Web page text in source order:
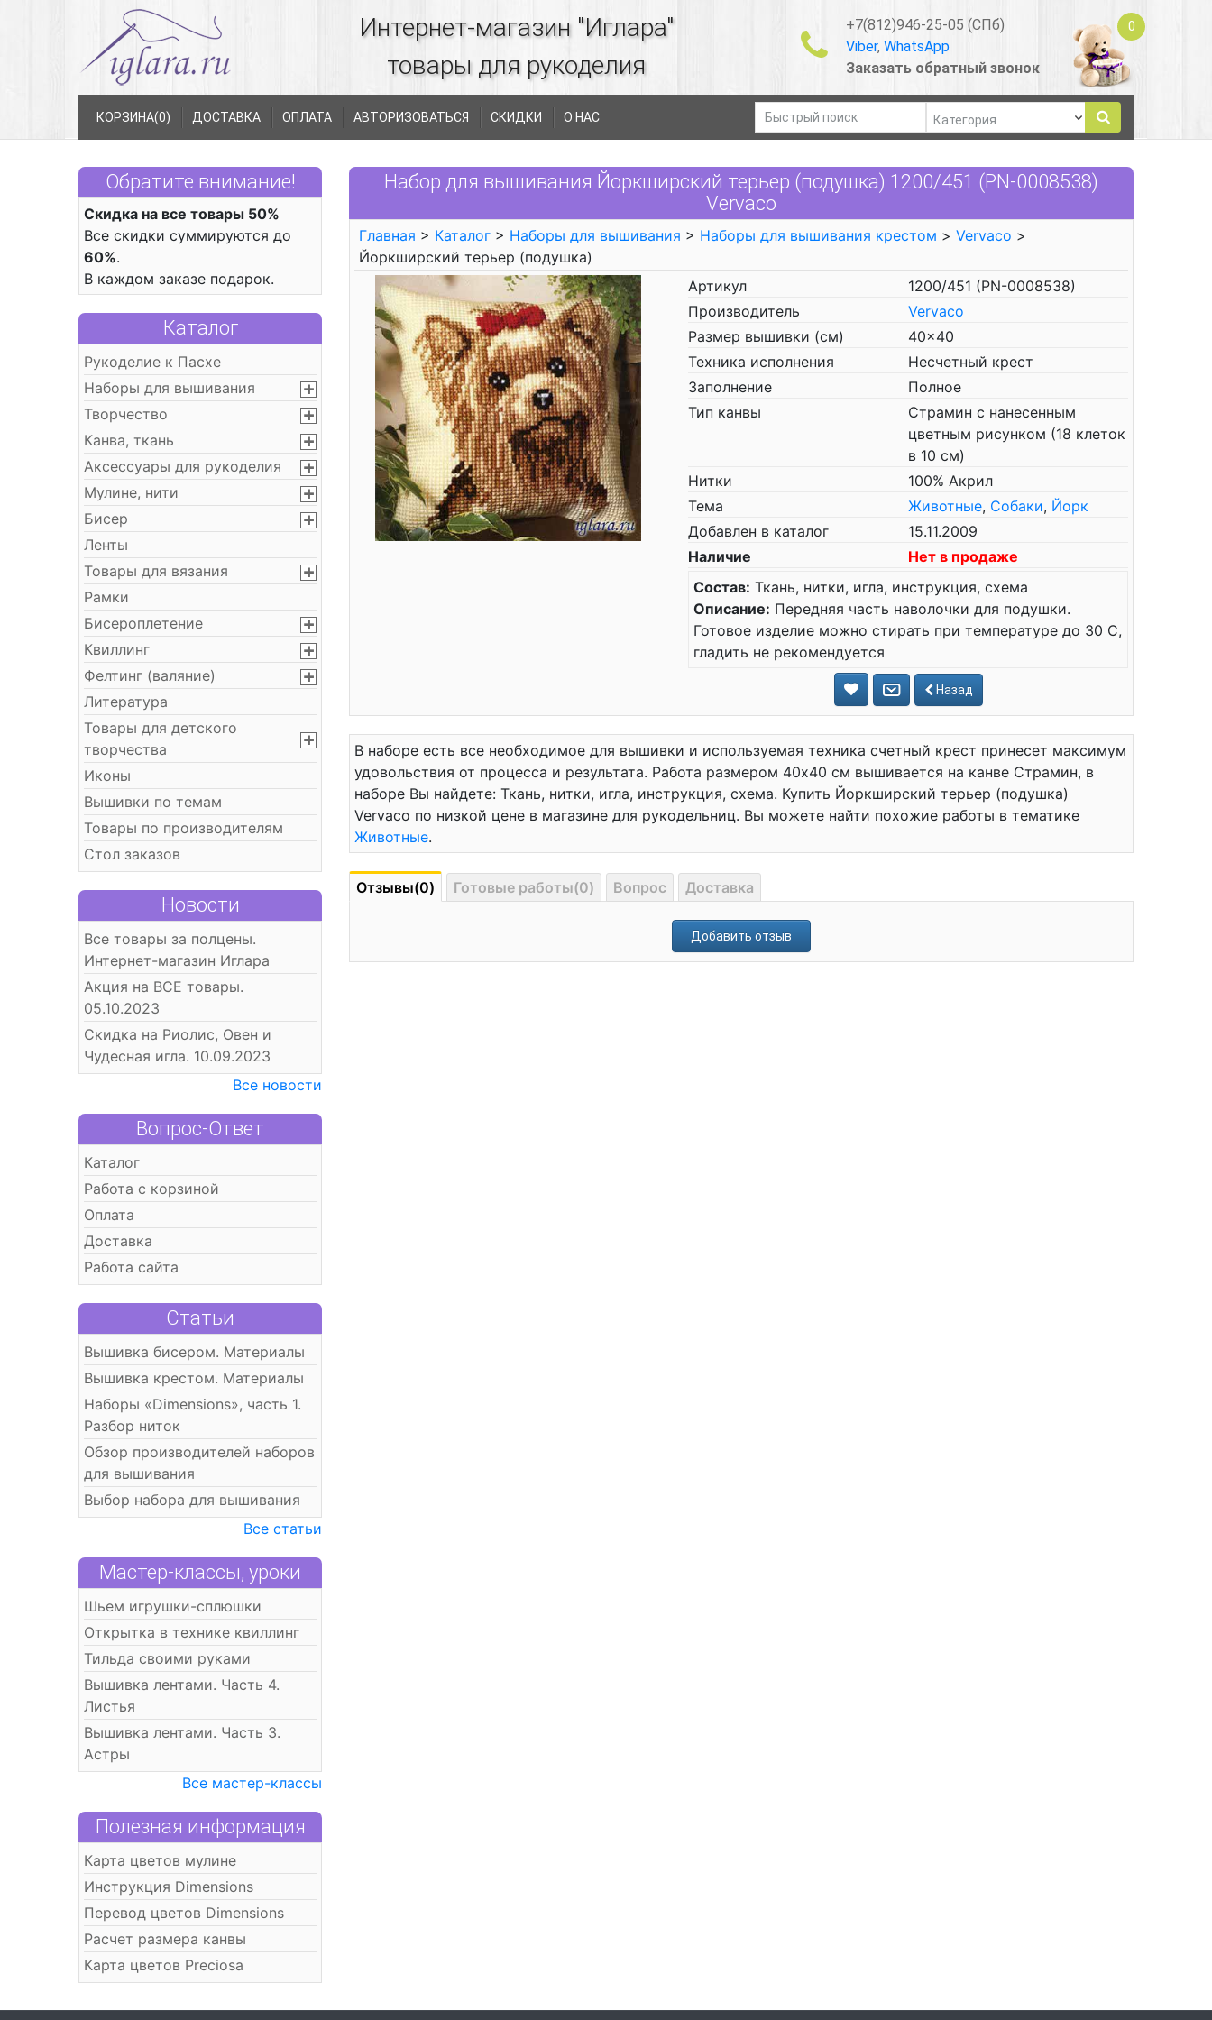
Интернет-магазин "Иглара"
товары для рукоделия
+7(812)946-25-05 (СПб)
Viber, WhatsApp
Заказать обратный звонок
0
КОРЗИНА(0) ДОСТАВКА ОПЛАТА АВТОРИЗОВАТЬСЯ СКИДКИ О НАС
Обратите внимание!
Скидка на все товары 50%
Все скидки суммируются до
60%.
В каждом заказе подарок.
Каталог
Рукоделие к Пасхе
Наборы для вышивания
Творчество
Канва, ткань
Аксессуары для рукоделия
Мулине, нити
Бисер
Ленты
Товары для вязания
Рамки
Бисероплетение
Квиллинг
Фелтинг (валяние)
Литература
Товары для детского
творчества
Иконы
Вышивки по темам
Товары по производителям
Стол заказов
Новости
Все товары за полцены.
Интернет-магазин Иглара
Акция на ВСЕ товары.
05.10.2023
Скидка на Риолис, Овен и
Чудесная игла. 10.09.2023
Все новости
Вопрос-Ответ
Каталог
Работа с корзиной
Оплата
Доставка
Работа сайта
Статьи
Вышивка бисером. Материалы
Вышивка крестом. Материалы
Наборы «Dimensions», часть 1.
Разбор ниток
Обзор производителей наборов
для вышивания
Выбор набора для вышивания
Все статьи
Мастер-классы, уроки
Шьем игрушки-сплюшки
Открытка в технике квиллинг
Тильда своими руками
Вышивка лентами. Часть 4.
Листья
Вышивка лентами. Часть 3.
Астры
Все мастер-классы
Полезная информация
Карта цветов мулине
Инструкция Dimensions
Перевод цветов Dimensions
Расчет размера канвы
Карта цветов Preciosa
Набор для вышивания Йоркширский терьер (подушка) 1200/451 (PN-0008538)
Vervaco
Главная > Каталог > Наборы для вышивания > Наборы для вышивания крестом > Vervaco >
Йоркширский терьер (подушка)
Артикул
1200/451 (PN-0008538)
Производитель
Vervaco
Размер вышивки (см)
40x40
Техника исполнения
Несчетный крест
Заполнение
Полное
Тип канвы
Страмин с нанесенным
цветным рисунком (18 клеток
в 10 см)
Нитки
100% Акрил
Тема
Животные, Собаки, Йорк
Добавлен в каталог
15.11.2009
Наличие
Нет в продаже
Состав: Ткань, нитки, игла, инструкция, схема
Описание: Передняя часть наволочки для подушки.
Готовое изделие можно стирать при температуре до 30 С,
гладить не рекомендуется
Назад
В наборе есть все необходимое для вышивки и используемая техника счетный крест принесет максимум
удовольствия от процесса и результата. Работа размером 40x40 см вышивается на канве Страмин, в
наборе Вы найдете: Ткань, нитки, игла, инструкция, схема. Купить Йоркширский терьер (подушка)
Vervaco по низкой цене в магазине для рукодельниц. Вы можете найти похожие работы в тематике
Животные.
Отзывы(0) Готовые работы(0) Вопрос Доставка
Добавить отзыв